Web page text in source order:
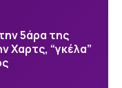
5άρα της
Χαρτς, “γκέλα”